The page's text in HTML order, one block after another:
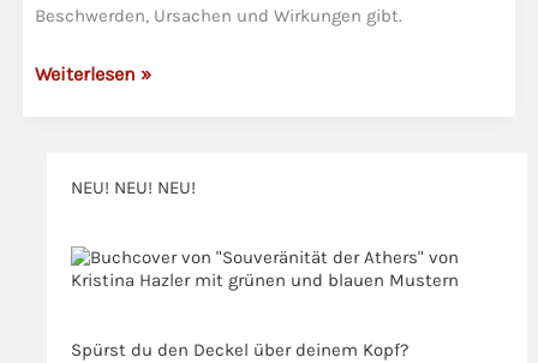
Beschwerden, Ursachen und Wirkungen gibt.
Energetische
unterschiedlichen
Weiterlesen »
NEU! NEU! NEU!
Spürst du den Deckel über deinem Kopf?